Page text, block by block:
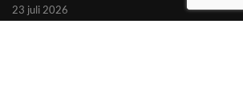
23 juli 2026